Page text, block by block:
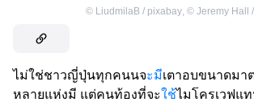
© LiudmilaB / pixabay, © Jeremy Hall
ไม่ใช่ชาวญี่ปุ่นทุกคนนจะมีเตาอบขนาดมา
หลายแห่งมี แต่คนท้องที่จะใช้ไมโครเวฟแ